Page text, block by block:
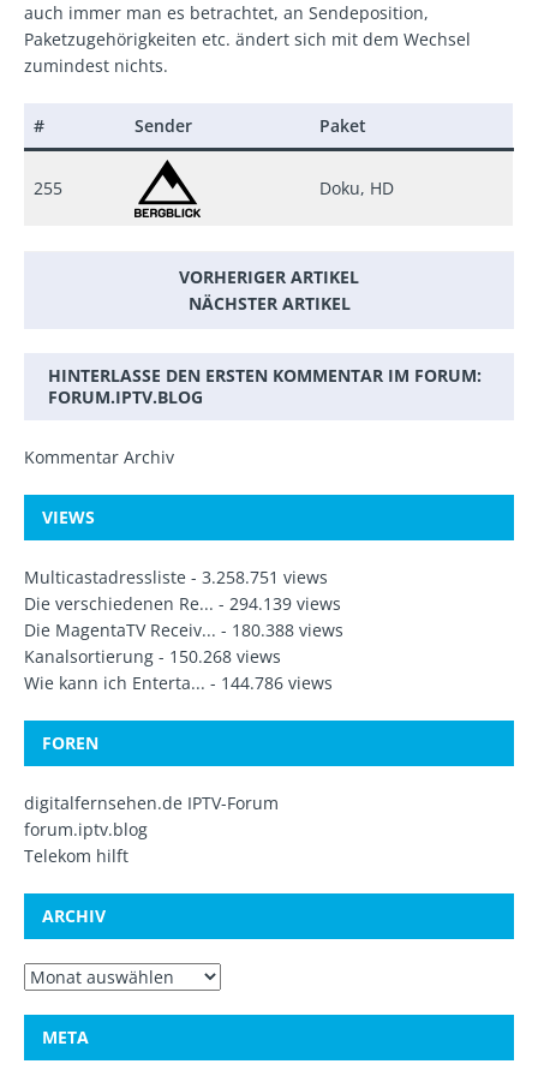
auch immer man es betrachtet, an Sendeposition,
Paketzugehörigkeiten etc. ändert sich mit dem Wechsel
zumindest nichts.
# Sender Paket
255 Doku, HD
VORHERIGER ARTIKEL
NÄCHSTER ARTIKEL
HINTERLASSE DEN ERSTEN KOMMENTAR IM FORUM:
FORUM.IPTV.BLOG
Kommentar Archiv
VIEWS
Multicastadressliste - 3.258.751 views
Die verschiedenen Re... - 294.139 views
Die MagentaTV Receiv... - 180.388 views
Kanalsortierung - 150.268 views
Wie kann ich Enterta... - 144.786 views
FOREN
digitalfernsehen.de IPTV-Forum
forum.iptv.blog
Telekom hilft
ARCHIV
META